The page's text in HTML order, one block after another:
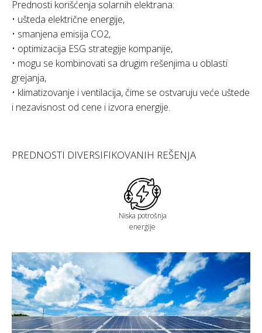
Prednosti korišćenja solarnih elektrana:
• ušteda električne energije,
• smanjena emisija CO2,
• optimizacija ESG strategije kompanije,
• mogu se kombinovati sa drugim rešenjima u oblasti
grejanja,
• klimatizovanje i ventilacija, čime se ostvaruju veće uštede
i nezavisnost od cene i izvora energije.
PREDNOSTI DIVERSIFIKOVANIH REŠENJA
Niska potrošnja
energije